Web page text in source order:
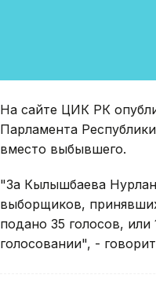
На сайте ЦИК РК
Парламента
вместо выбывшего.
"За Кылышбаева
выборщиков,
подано 35 голосов,
голосовании", -